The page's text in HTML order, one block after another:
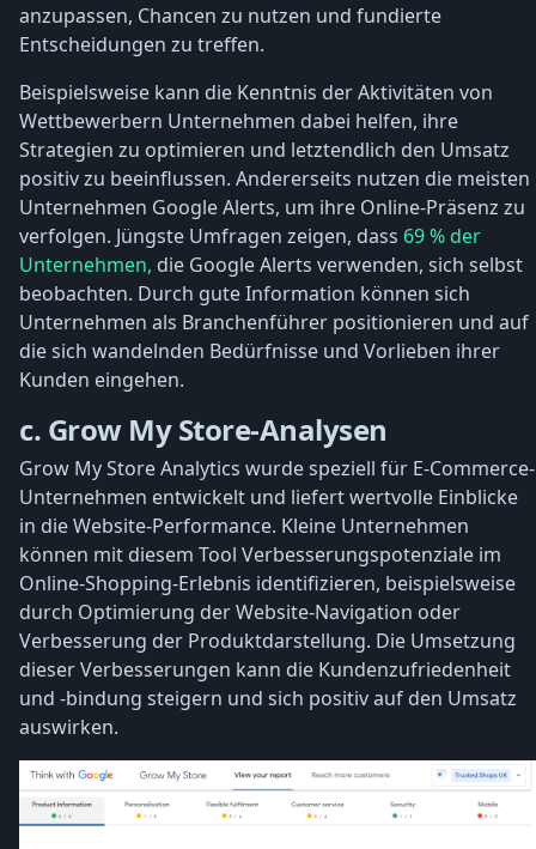
anzupassen, Chancen zu nutzen und fundierte
Entscheidungen zu treffen.
Beispielsweise kann die Kenntnis der Aktivitäten von
Wettbewerbern Unternehmen dabei helfen, ihre
Strategien zu optimieren und letztendlich den Umsatz
positiv zu beeinflussen. Andererseits nutzen die meisten
Unternehmen Google Alerts, um ihre Online-Präsenz zu
verfolgen. Jüngste Umfragen zeigen, dass 69 % der
Unternehmen, die Google Alerts verwenden, sich selbst
beobachten. Durch gute Information können sich
Unternehmen als Branchenführer positionieren und auf
die sich wandelnden Bedürfnisse und Vorlieben ihrer
Kunden eingehen.
c. Grow My Store-Analysen
Grow My Store Analytics wurde speziell für E-Commerce-
Unternehmen entwickelt und liefert wertvolle Einblicke
in die Website-Performance. Kleine Unternehmen
können mit diesem Tool Verbesserungspotenziale im
Online-Shopping-Erlebnis identifizieren, beispielsweise
durch Optimierung der Website-Navigation oder
Verbesserung der Produktdarstellung. Die Umsetzung
dieser Verbesserungen kann die Kundenzufriedenheit
und -bindung steigern und sich positiv auf den Umsatz
auswirken.